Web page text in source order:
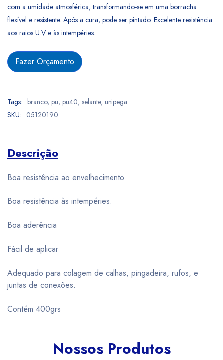
com a umidade atmosférica, transformando-se em uma borracha
flexível e resistente. Após a cura, pode ser pintado. Excelente resistência
aos raios U.V e às intempéries.
Fazer Orçamento
Tags: branco, pu, pu40, selante, unipega
SKU: 05120190
Descrição
Boa resistência ao envelhecimento
Boa resistência às intempéries.
Boa aderência
Fácil de aplicar
Adequado para colagem de calhas, pingadeira, rufos, e
juntas de conexões.
Contém 400grs
Nossos Produtos